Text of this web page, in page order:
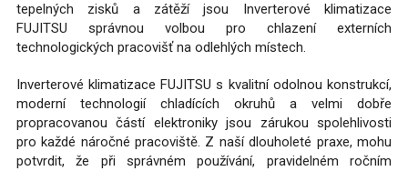
tepelných zisků a zátěží jsou Inverterové klimatizace
FUJITSU správnou volbou pro chlazení externích
technologických pracovišť na odlehlých místech.
Inverterové klimatizace FUJITSU s kvalitní odolnou konstrukcí,
moderní technologií chladících okruhů a velmi dobře
propracovanou částí elektroniky jsou zárukou spolehlivosti
pro každé náročné pracoviště. Z naší dlouholeté praxe, mohu
potvrdit, že při správném používání, pravidelném ročním